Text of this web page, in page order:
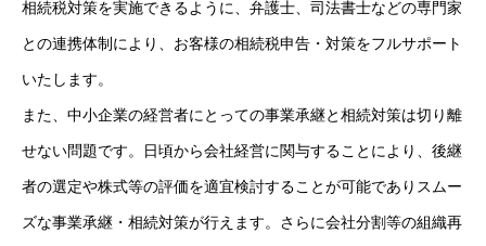
相続税対策を実施できるように、弁護士、司法書士などの専門家
との連携体制により、お客様の相続税申告・対策をフルサポート
いたします。
また、中小企業の経営者にとっての事業承継と相続対策は切り離
せない問題です。日頃から会社経営に関与することにより、後継
者の選定や株式等の評価を適宜検討することが可能でありスムー
ズな事業承継・相続対策が行えます。さらに会社分割等の組織再